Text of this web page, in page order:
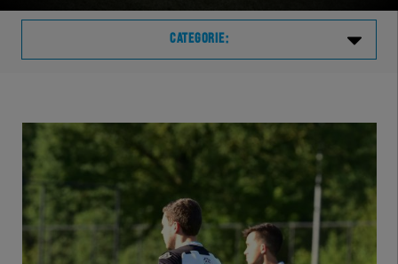
CATEGORIE:
VVVHER
TELHER
HERVOL